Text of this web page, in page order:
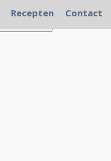
Recepten Contact